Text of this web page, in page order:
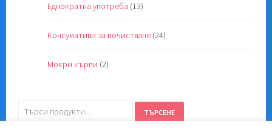
Еднократна употреба (13)
Консумативи за почистване (24)
Мокри кърпи (2)
Търсене
за:
ТЪРСЕНЕ